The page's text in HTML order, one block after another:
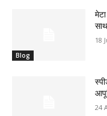
Blog
18
24